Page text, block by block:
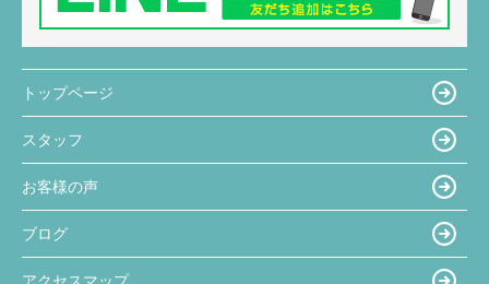
トップページ
スタッフ
お客様の声
ブログ